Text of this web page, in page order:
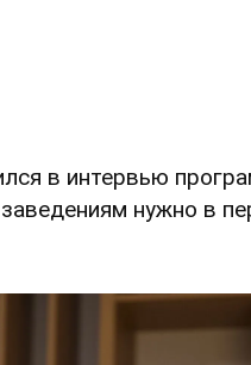
в интервью
нужно в